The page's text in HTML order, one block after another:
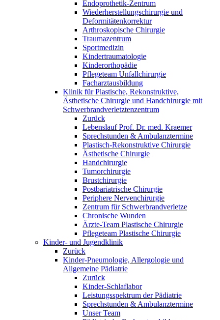
Endoprothetik-Zentrum
Wiederherstellungschirurgie und
Deformitätenkorrektur
Arthroskopische Chirurgie
Traumazentrum
Sportmedizin
Kindertraumatologie
Kinderorthopädie
Pflegeteam Unfallchirurgie
Facharztausbildung
Klinik für Plastische, Rekonstruktive,
Ästhetische Chirurgie und Handchirurgie mit
Schwerbrandverletztenzentrum
Zurück
Lebenslauf Prof. Dr. med. Kraemer
Sprechstunden & Ambulanztermine
Plastisch-Rekonstruktive Chirurgie
Ästhetische Chirurgie
Handchirurgie
Tumorchirurgie
Brustchirurgie
Postbariatrische Chirurgie
Periphere Nervenchirurgie
Zentrum für Schwerbrandverletze
Chronische Wunden
Ärzte-Team Plastische Chirurgie
Pflegeteam Plastische Chirurgie
Kinder- und Jugendklinik
Zurück
Kinder-Pneumologie, Allergologie und
Allgemeine Pädiatrie
Zurück
Kinder-Schlaflabor
Leistungsspektrum der Pädiatrie
Sprechstunden & Ambulanztermine
Unser Team